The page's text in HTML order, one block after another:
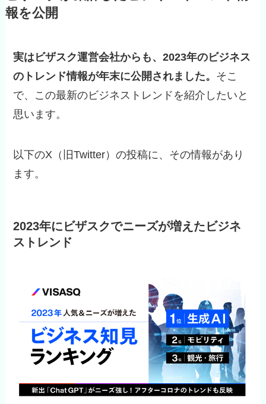
報を公開
実はビザスク運営会社からも、2023年のビジネス
のトレンド情報が年末に公開されました。 そこ
で、この最新のビジネストレンドを紹介したいと
思います。
以下のX（旧Twitter）の投稿に、その情報があり
ます。
2023年にビザスクでニーズが増えたビジネ
ストレンド